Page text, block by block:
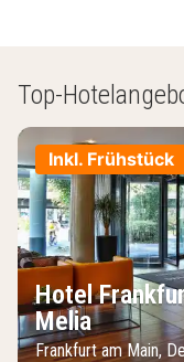
Top-
Inkl. Frühstück
Hotel
Melia
Frankfurt am Main,